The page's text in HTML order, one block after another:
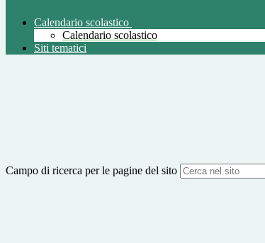
Calendario scolastico
Calendario scolastico
Siti tematici
Campo di ricerca per le pagine del sito